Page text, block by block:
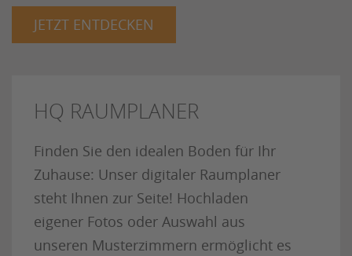
JETZT ENTDECKEN
HQ RAUMPLANER
Finden Sie den idealen Boden für Ihr
Zuhause: Unser digitaler Raumplaner
steht Ihnen zur Seite! Hochladen
eigener Fotos oder Auswahl aus
unseren Musterzimmern ermöglicht es